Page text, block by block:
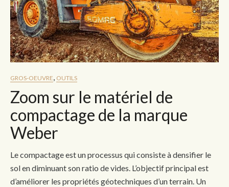
GROS-OEUVRE, OUTILS
Zoom sur le matériel de
compactage de la marque
Weber
Le compactage est un processus qui consiste à densifier le
sol en diminuant son ratio de vides. L’objectif principal est
d’améliorer les propriétés géotechniques d’un terrain. Un